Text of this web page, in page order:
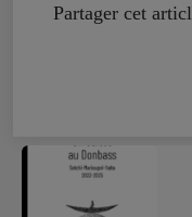
Partager cet